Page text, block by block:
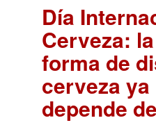
Día
Cerveza:
forma de
cerveza ya
depende